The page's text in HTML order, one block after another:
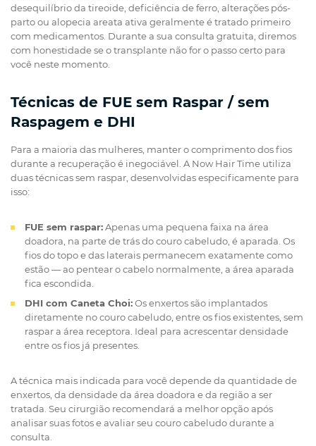
desequilíbrio da tireoide, deficiência de ferro, alterações pós-
parto ou alopecia areata ativa geralmente é tratado primeiro
com medicamentos. Durante a sua consulta gratuita, diremos
com honestidade se o transplante não for o passo certo para
você neste momento.
Técnicas de FUE sem Raspar / sem
Raspagem e DHI
Para a maioria das mulheres, manter o comprimento dos fios
durante a recuperação é inegociável. A Now Hair Time utiliza
duas técnicas sem raspar, desenvolvidas especificamente para
isso:
FUE sem raspar:Apenas uma pequena faixa na área
doadora, na parte de trás do couro cabeludo, é aparada. Os
fios do topo e das laterais permanecem exatamente como
estão — ao pentear o cabelo normalmente, a área aparada
fica escondida.
DHI com Caneta Choi:Os enxertos são implantados
diretamente no couro cabeludo, entre os fios existentes, sem
raspar a área receptora. Ideal para acrescentar densidade
entre os fios já presentes.
A técnica mais indicada para você depende da quantidade de
enxertos, da densidade da área doadora e da região a ser
tratada. Seu cirurgião recomendará a melhor opção após
analisar suas fotos e avaliar seu couro cabeludo durante a
consulta.